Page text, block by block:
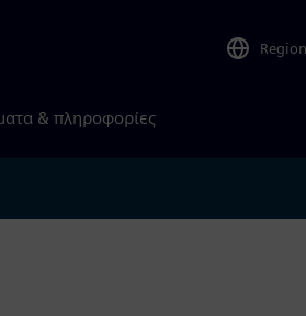
Region
& πληροφορίες